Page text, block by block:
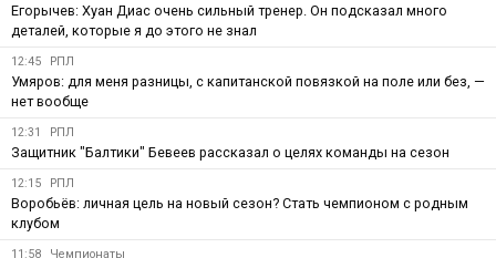
Егорычев: Хуан Диас очень сильный тренер. Он подсказал много
деталей, которые я до этого не знал
12:45 РПЛ
Умяров: для меня разницы, с капитанской повязкой на поле или без, —
нет вообще
12:31 РПЛ
Защитник "Балтики" Бевеев рассказал о целях команды на сезон
12:15 РПЛ
Воробьёв: личная цель на новый сезон? Стать чемпионом с родным
клубом
11:58 Чемпионаты